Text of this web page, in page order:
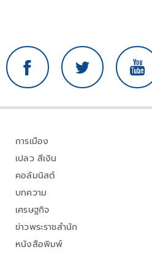
การเมือง
เปลว สีเงิน
คอลัมนิสต์
บทความ
เศรษฐกิจ
ข่าวพระราชสำนัก
หนังสือพิมพ์